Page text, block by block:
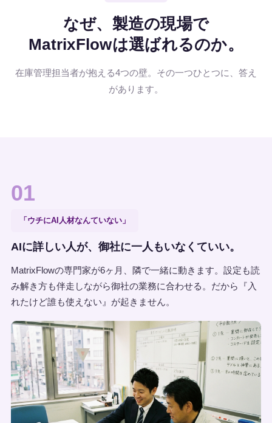
なぜ、製造の現場で
MatrixFlowは選ばれるのか。
在庫管理担当者が抱える4つの壁。その一つひとつに、答え
があります。
01
「ウチにAI人材なんていない」
AIに詳しい人が、御社に一人もいなくていい。
MatrixFlowの専門家が6ヶ月、隣で一緒に動きます。設定も読
み解き方も伴走しながら御社の業務に合わせる。だから『入
れたけど誰も使えない』が起きません。